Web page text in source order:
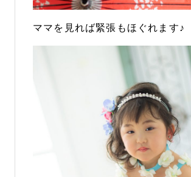
ママを見れば緊張もほぐれます♪